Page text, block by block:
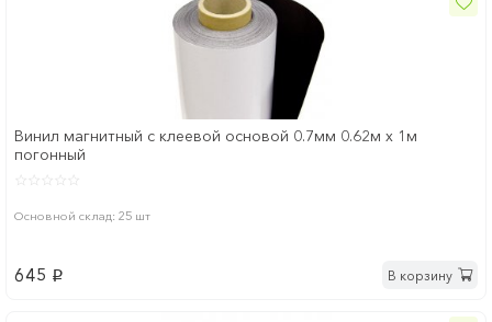
Винил магнитный с клеевой основой 0.7мм 0.62м х 1м
погонный
Основной склад: 25 шт
645 p В корзину